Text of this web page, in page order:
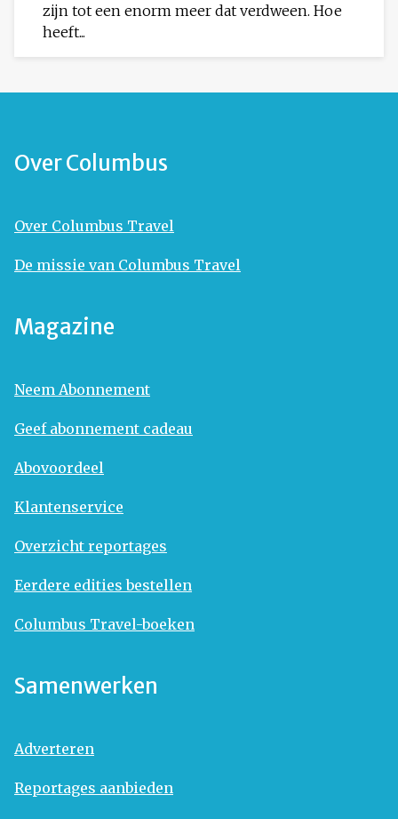
zijn tot een enorm meer dat verdween. Hoe
heeft...
Over Columbus
Over Columbus Travel
De missie van Columbus Travel
Magazine
Neem Abonnement
Geef abonnement cadeau
Abovoordeel
Klantenservice
Overzicht reportages
Eerdere edities bestellen
Columbus Travel-boeken
Samenwerken
Adverteren
Reportages aanbieden